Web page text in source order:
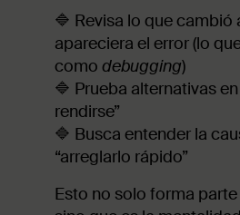
🔷 Revisa lo que cambió
apareciera el error (lo
como debugging)
🔷 Prueba alternativas
rendirse”
🔷 Busca entender la
“arreglarlo rápido”
Esto no solo forma